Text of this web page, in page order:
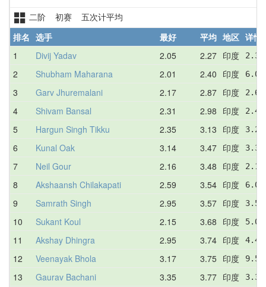
二阶 初赛 五次计平均
排名 选手 最好 平均 地区 详情
1
Divij Yadav 2.05 2.27 印度
2 Shubham Maharana 2.01 2.40 印度
3 Garv Jhuremalani 2.17 2.87 印度
4 Shivam Bansal 2.31 2.98 印度
5 Hargun Singh Tikku 2.35 3.13 印度
6 Kunal Oak 3.14 3.47 印度
7 Neil Gour 2.16 3.48 印度
8 Akshaansh Chilakapati 2.59 3.54 印度
9 Samrath Singh 2.95 3.57 印度
10 Sukant Koul 2.15 3.68 印度
11 Akshay Dhingra 2.95 3.74 印度
12 Veenayak Bhola 3.17 3.75 印度
13 Gaurav Bachani 3.35 3.77 印度